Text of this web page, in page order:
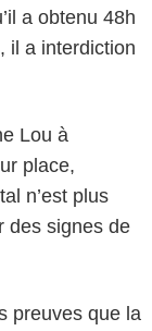
a obtenu 48h
il a interdiction
Lou à
place,
n’est plus
des signes de
preuves que la